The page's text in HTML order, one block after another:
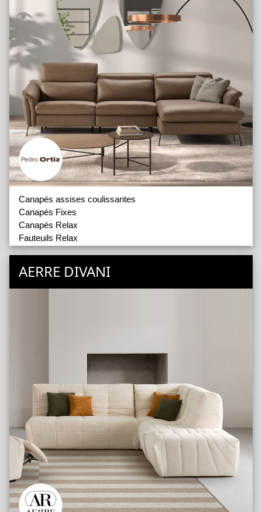
Canapés assises coulissantes
Canapés Fixes
Canapés Relax
Fauteuils Relax
Sièges
AERRE DIVANI